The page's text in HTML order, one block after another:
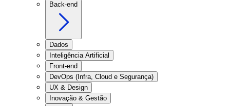
Back-end
Dados
Inteligência Artificial
Front-end
DevOps (Infra, Cloud e Segurança)
UX & Design
Inovação & Gestão